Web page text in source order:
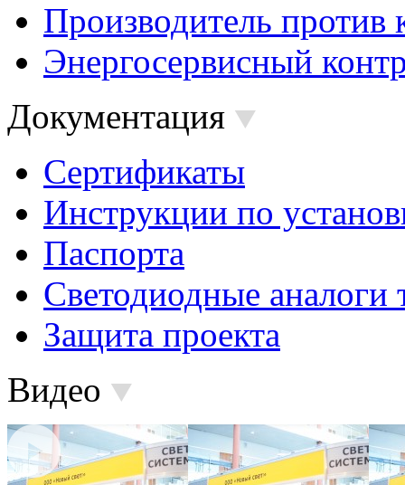
Производитель против
Энергосервисный
Документация
Сертификаты
Инструкции по
Паспорта
Светодиодные аналоги
Защита проекта
Видео